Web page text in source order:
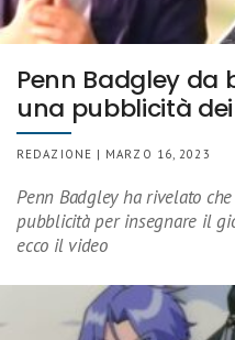
Penn Badgley
una pubblicità
REDAZIONE | MARZO 16, 2023
Penn Badgley ha rivelato
pubblicità per insegnare il
ecco il video